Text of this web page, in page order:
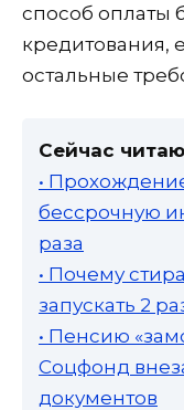
способ оплаты
кредитования,
остальные
Сейчас
•
бессрочную
раза
• Почему
запускать 2
• Пенсию
Соцфонд
документов